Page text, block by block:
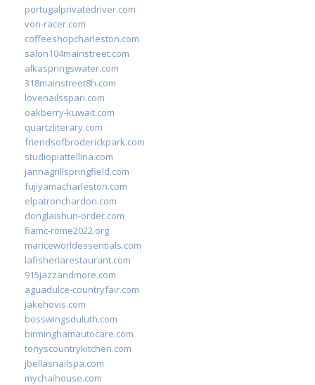
portugalprivatedriver.com
von-racer.com
coffeeshopcharleston.com
salon104mainstreet.com
alkaspringswater.com
318mainstreet8h.com
lovenailsspari.com
oakberry-kuwait.com
quartzliterary.com
friendsofbroderickpark.com
studiopiattellina.com
jannagrillspringfield.com
fujiyamacharleston.com
elpatronchardon.com
donglaishun-order.com
fiamc-rome2022.org
mariceworldessentials.com
lafisheriarestaurant.com
915jazzandmore.com
aguadulce-countryfair.com
jakehovis.com
bosswingsduluth.com
birminghamautocare.com
tonyscountrykitchen.com
jbellasnailspa.com
mychaihouse.com